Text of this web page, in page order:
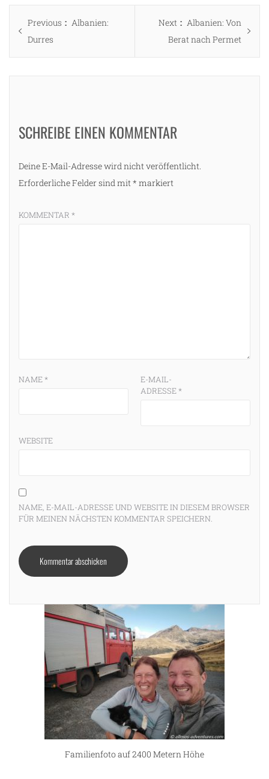
Beitragsnavigation
Previous
Previous
Albanien:
Durres
Next
Next
post:
Albanien: Von
Berat nach Permet
SCHREIBE EINEN KOMMENTAR
Deine E-Mail-Adresse wird nicht veröffentlicht.
Erforderliche Felder sind mit * markiert
KOMMENTAR *
NAME*
E-MAIL-
ADRESSE*
WEBSITE
NAME, E-MAIL-ADRESSE UND WEBSITE IN DIESEM BROWSER
FÜR MEINEN NÄCHSTEN KOMMENTAR SPEICHERN.
Familienfoto auf 2400 Metern Höhe